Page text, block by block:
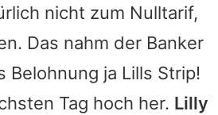
nicht zum Nulltarif,
Das nahm der Banker
Belohnung ja Lills Strip!
Tag hoch her. Lilly